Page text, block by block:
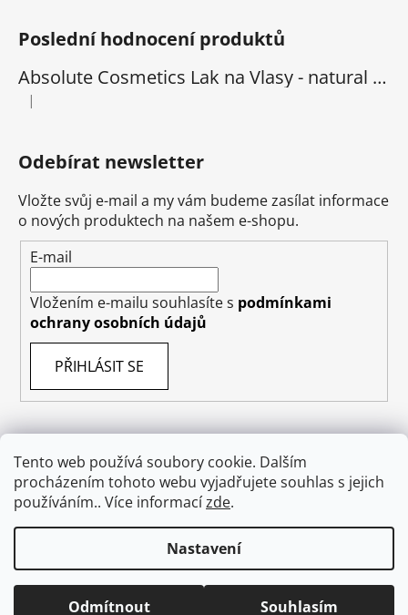
Tento web používá soubory cookie. Dalším
procházením tohoto webu vyjadřujete souhlas s jejich
používáním.. Více informacízde.
Nastavení
Odmítnout Souhlasím
Poslední hodnocení produktů
Absolute Cosmetics Lak na Vlasy - natural 1000 ml
Hodnocení produktu je 5 z 5 hvězdiček.
|
Odebírat newsletter
Vložte svůj e-mail a my vám budeme zasílat informace
o nových produktech na našem e-shopu.
E-mail
Vložením e-mailu souhlasíte s podmínkami
ochrany osobních údajů
PŘIHLÁSIT SE
Obchodní podmínky Doprava Napište nám
Ochrana osobních údajů GDPR
Odstoupení od smlouvy
Vytvořil Shoptet